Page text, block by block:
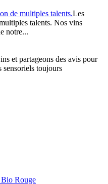
Les
talents. Nos vins
notre...
et partageons des avis pour
sensoriels toujours